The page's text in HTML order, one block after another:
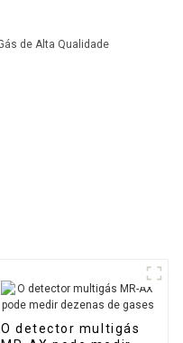
O detector multigás